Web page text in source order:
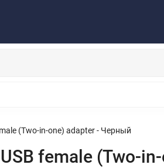
(Two-in-one) adapter - Черный
female (Two-